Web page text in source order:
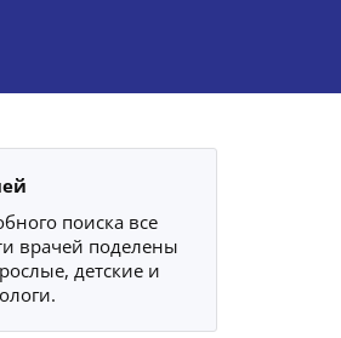
поиска все
врачей поделены
детские и